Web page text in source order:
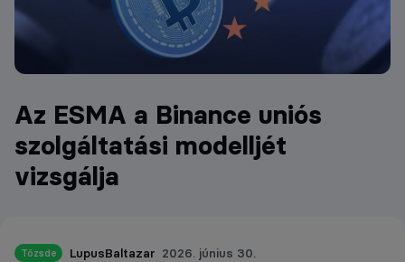
Az ESMA a Binance uniós
szolgáltatási modelljét
vizsgálja
Tőzsde LupusBaltazar 2026. június 30.